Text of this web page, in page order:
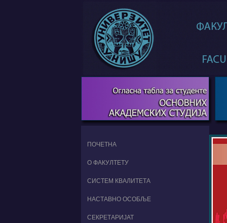
ПОЧЕТНА
О ФАКУЛТЕТУ
СИСТЕМ КВАЛИТЕТА
НАСТАВНО ОСОБЉЕ
СЕКРЕТАРИЈАТ